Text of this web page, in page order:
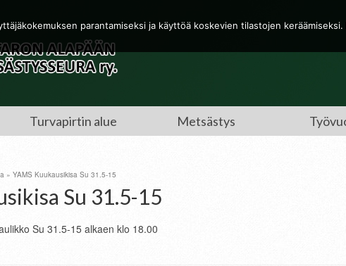
Turvapirtin alue Metsästys
» YAMS Kuukausikisa Su 31.5-15
Su 31.5-15
Su 31.5-15 alkaen klo 18.00
parantamiseksi ja käyttöä koskevien tilastojen